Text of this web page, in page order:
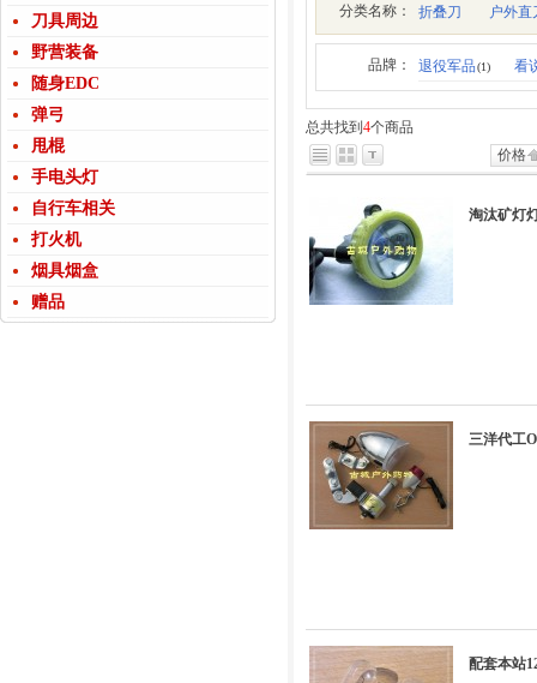
刀具周边
野营装备
随身EDC
弹弓
甩棍
手电头灯
自行车相关
打火机
烟具烟盒
赠品
分类名称： 折叠刀 户外直
品牌： 退役军品(1) 看
总共找到 4个商品
价格
淘汰矿灯
三洋代工
配套本站